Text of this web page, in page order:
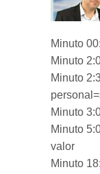
Minuto
Minuto
Minuto
Minuto
Minuto
valor
Minuto